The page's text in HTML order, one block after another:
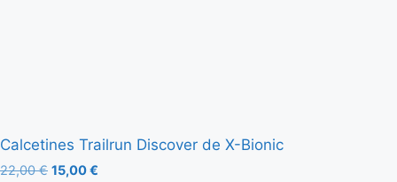
Calcetines Trailrun Discover de X-Bionic
22,00€ 15,00€